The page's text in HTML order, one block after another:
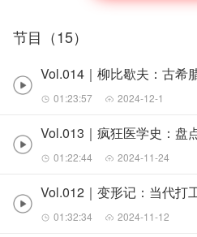
愿和大家一起，
从一本书聊起，遨游全宇宙。
夜夜读书，页页精彩。
节目（15）
01:23:57 2024-12-1
01:22:44 2024-11-24
01:32:34 2024-11-12